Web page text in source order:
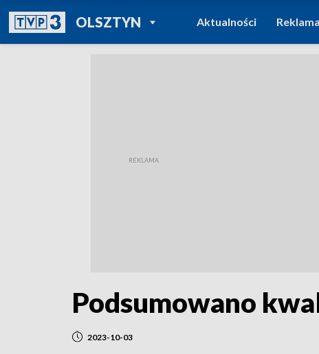
OLSZTYNPOWRÓT DO
TVP REGIONY
Aktualności Reklama
Podsumowano
2023-10-03